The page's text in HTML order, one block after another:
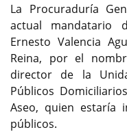
La Procuraduría
actual mandatario
Ernesto Valencia
Reina, por el
director de la
Públicos
Aseo, quien estaría
públicos.